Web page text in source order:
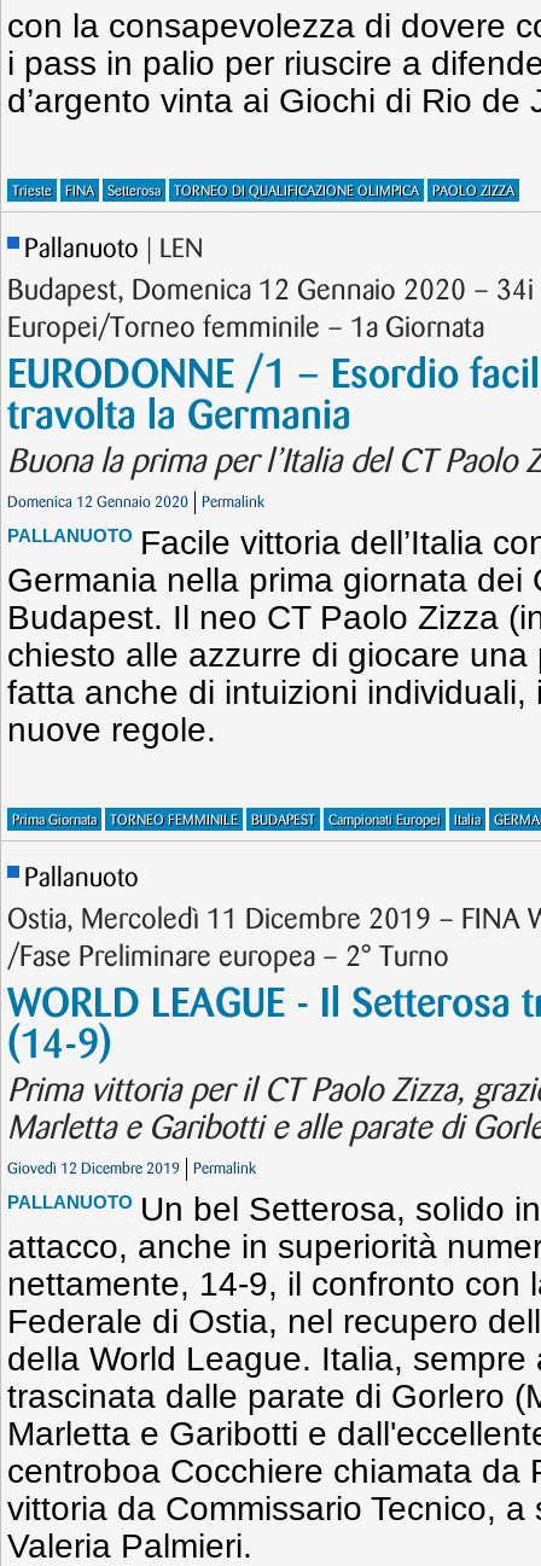
con la consapevolezza di dovere
i pass in palio per riuscire a
d’argento vinta ai Giochi di Rio de
Trieste FINA Setterosa TORNEO DI QUALIFICAZIONE OLIMPICA PAOLO ZIZZA
Pallanuoto | LEN
Budapest, Domenica 12 Gennaio 2020 – 34i
Europei/Torneo femminile – 1a Giornata
EURODONNE /1 – Esordio
travolta la Germania
Buona la prima per l’Italia del CT Paolo
Domenica 12 Gennaio 2020 Permalink
PALLANUOTO Facile vittoria dell’Italia
Germania nella prima giornata dei
Budapest. Il neo CT Paolo Zizza
chiesto alle azzurre di giocare
fatta anche di intuizioni
nuove regole.
Prima Giornata TORNEO FEMMINILE BUDAPEST Campionati Europei Italia
Pallanuoto
Ostia, Mercoledì 11 Dicembre 2019 – FINA
/Fase Preliminare europea – 2° Turno
WORLD LEAGUE - Il Setterosa
(14-9)
Prima vittoria per il CT Paolo Zizza,
Marletta e Garibotti e alle parate di
Giovedì 12 Dicembre 2019 Permalink
PALLANUOTO Un bel Setterosa, solido
attacco, anche in superiorità
nettamente, 14-9, il confronto con
Federale di Ostia, nel recupero
della World League. Italia,
trascinata dalle parate di Gorlero
Marletta e Garibotti e
centroboa Cocchiere chiamata da
vittoria da Commissario Tecnico,
Valeria Palmieri.